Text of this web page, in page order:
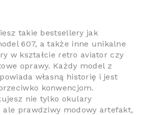
takie bestsellery jak
607, a także inne unikalne
w kształcie retro aviator czy
oprawy. Każdy model z
własną historię i jest
konwencjom.
nie tylko okulary
ale prawdziwy modowy artefakt,